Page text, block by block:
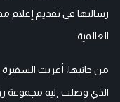
رسالتها في تقديم إعلام
العالمية.
من جانبها، أعربت
الذي وصلت إليه مجموعة